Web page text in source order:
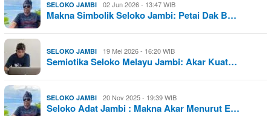
SELOKO JAMBI 02 Jun 2026 - 13:47 WIB
Makna Simbolik Seloko Jambi: Petai Dak B…
SELOKO JAMBI 19 Mei 2026 - 16:20 WIB
Semiotika Seloko Melayu Jambi: Akar Kuat…
SELOKO JAMBI 20 Nov 2025 - 19:39 WIB
Seloko Adat Jambi : Makna Akar Menurut E…